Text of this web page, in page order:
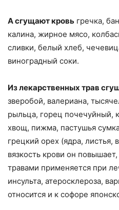
А сгущают кровь гречка,
калина, жирное мясо,
сливки, белый хлеб,
виноградный соки.
Из лекарственных трав
зверобой, валериана,
рыльца, горец почечуйный,
хвощ, пижма, пастушья
грецкий орех (ядра, листья,
вязкость крови он
травами применяется при
инсульта, атеросклероза,
относится и к софоре